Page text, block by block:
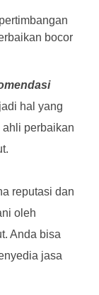
bocor
hal yang
perbaikan
reputasi dan
oleh
Anda bisa
jasa